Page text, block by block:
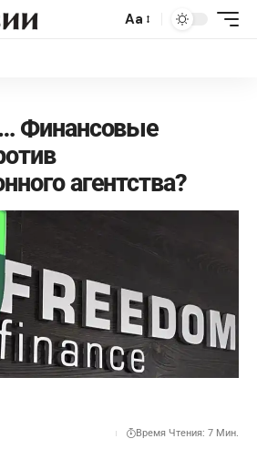
Aa
Финансовые
агентства?
Время Чтения: 7 Мин.